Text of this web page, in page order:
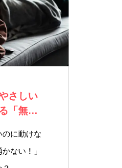
さしい
「無気
に動けな
ない！」